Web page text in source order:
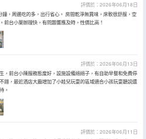
評價於：2026年06月18日
鐘，周邊吃的多，出行省心。 房間乾淨無異味，床軟很舒服，空
前台小葉辦理快，有問題響應及時，性價比高！
評價於：2026年06月13日
，前台小陳服務態度好，設施設備絕絕子，有自助早餐和免費停
錯，最近酒店大廳增加了小娃兒玩耍的區域適合小孩玩耍聽説還
。
評價於：2026年06月11日